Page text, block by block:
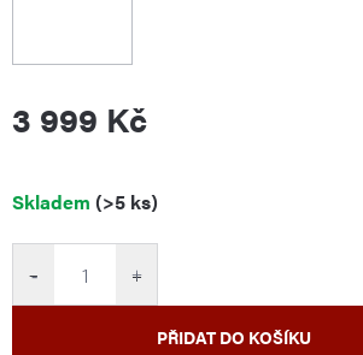
3 999 Kč
Měrná
Skladem (>5 ks)
+
−
PŘIDAT DO KOŠÍKU